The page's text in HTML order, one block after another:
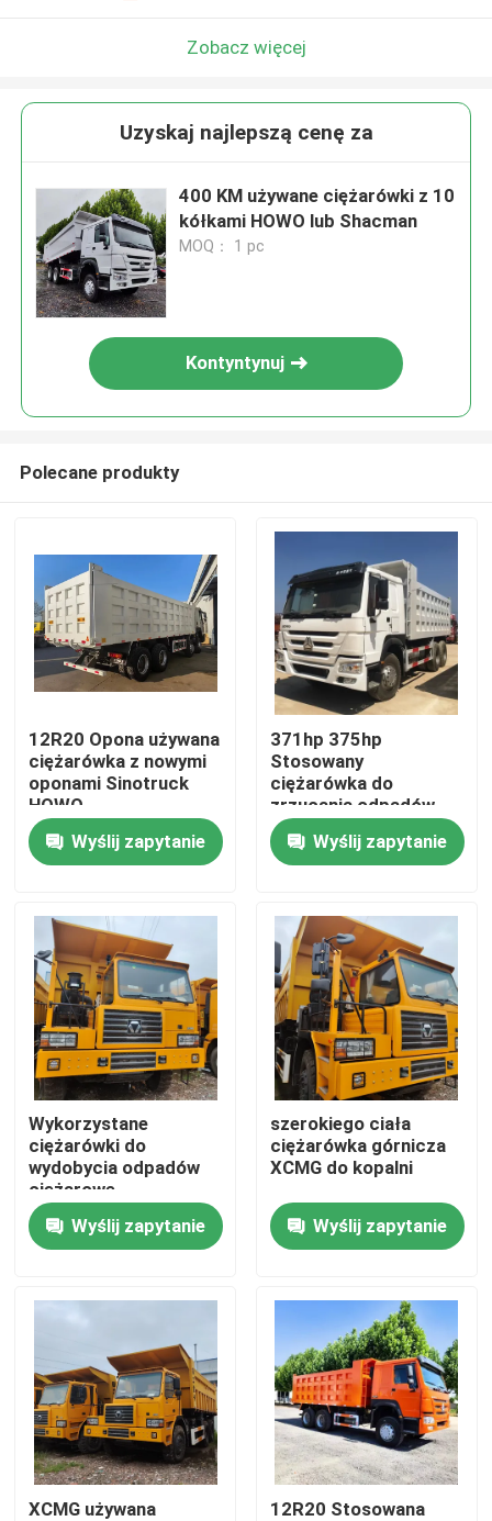
Produkty
Filmy
O nas
Wycieczka po fabryce
Kontrola jakości
Skontaktuj się z nami
Poprosić o wycenę
Stosowane ciężarówki do zrzucania odpadów
Używane Wywrotki
Zobacz więcej
Uzyskaj najlepszą cenę za
400 KM używane ciężarówki z 10
kółkami HOWO lub Shacman
MOQ： 1 pc
Kontyntynuj
Polecane produkty
12R20 Opona używana
ciężarówka z nowymi
oponami Sinotruck
HOWO
Wyślij zapytanie
371hp 375hp
Stosowany
ciężarówka do
zrzucania odpadów
Howo Diesel Typ
paliwaWyślij zapytanie
Wykorzystane
ciężarówki do
wydobycia odpadów
ciężarowe
Wyślij zapytanie
szerokiego ciała
ciężarówka górnicza
XCMG do kopalni
Wyślij zapytanie
XCMG używana
12R20 Stosowana